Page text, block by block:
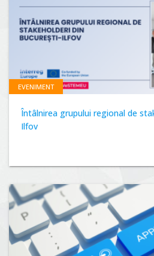
EVENIMENT
Întâlnirea grupului regional de
Ilfov